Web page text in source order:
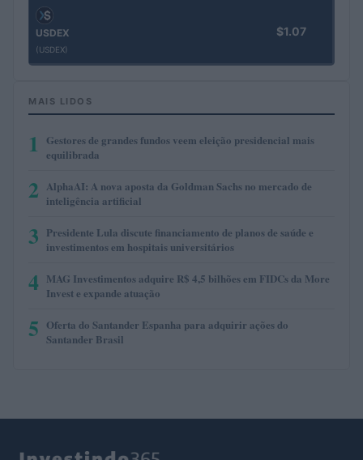
USDEX
(USDEX)
$1.07
MAIS LIDOS
1
Gestores de grandes fundos veem eleição presidencial mais
equilibrada
2 AlphaAI: A nova aposta da Goldman Sachs no mercado de
inteligência artificial
3 Presidente Lula discute financiamento de planos de saúde e
investimentos em hospitais universitários
4 MAG Investimentos adquire R$ 4,5 bilhões em FIDCs da More
Invest e expande atuação
5 Oferta do Santander Espanha para adquirir ações do
Santander Brasil